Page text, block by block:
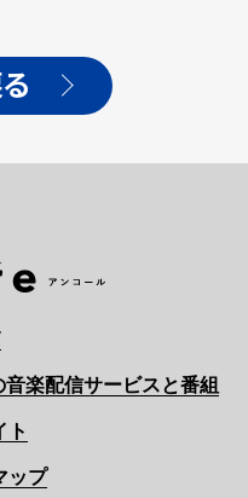
楽配信サービスと番組
ト
ップ